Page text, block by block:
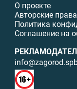
О проекте
Авторские права
Политика
Соглашение на